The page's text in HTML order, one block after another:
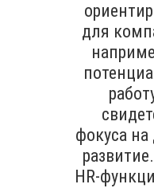
для
фокуса на
HR-